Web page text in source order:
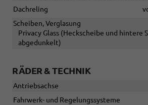
Dachreling
Scheiben, Verglasung
Privacy Glass (Heckscheibe und hintere
abgedunkelt)
RÄDER & TECHNIK
Antriebsachse
Fahrwerk- und Regelungssysteme